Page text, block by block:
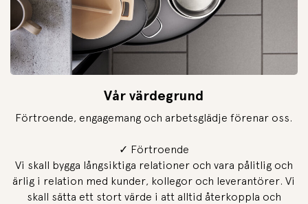
Vår värdegrund
Förtroende, engagemang och arbetsglädje förenar oss.
✓ Förtroende
Vi skall bygga långsiktiga relationer och vara pålitlig och
ärlig i relation med kunder, kollegor och leverantörer. Vi
skall sätta ett stort värde i att alltid återkoppla och